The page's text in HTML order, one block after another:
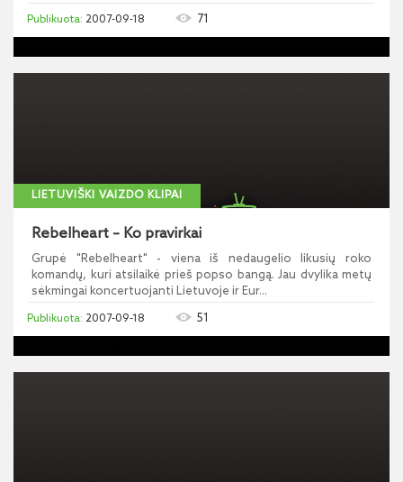
2007-09-18 71
LIETUVIŠKI VAIZDO KLIPAI
Rebelheart – Ko pravirkai
Grupė "Rebelheart" - viena iš nedaugelio likusių roko
komandų, kuri atsilaikė prieš popso bangą. Jau dvylika metų
sėkmingai koncertuojanti Lietuvoje ir Eur...
2007-09-18 51